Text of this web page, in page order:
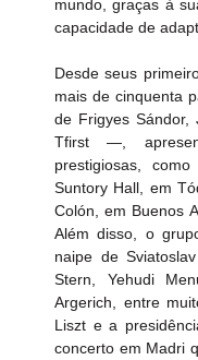
mundo, graças à
capacidade de
Desde seus
mais de cinquenta
de Frigyes
Tfirst —,
prestigiosas,
Suntory Hall, em
Colón, em Buenos
Além disso, o
naipe de
Stern, Yehudi
Argerich, entre
Liszt e a
concerto em Madri